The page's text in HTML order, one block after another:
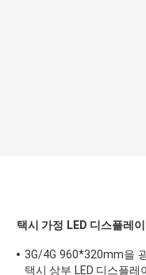
택시 가정 LED 디스플레이
3G/4G 960*320mm을
택시 상부 LED 디스플레